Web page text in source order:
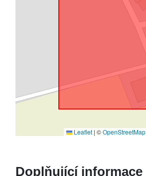
Leaflet | ©OpenStreetMap
Doplňující informace